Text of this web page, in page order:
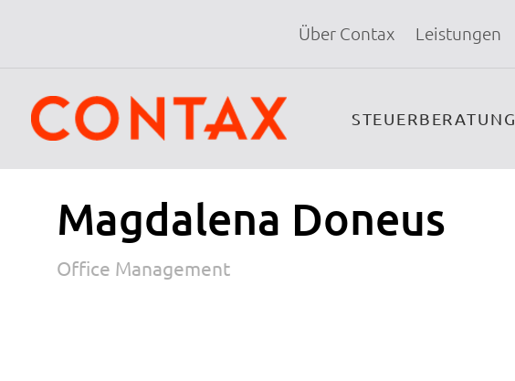
Über Contax Leistungen
STEUERBERATUNG
Magdalena Doneus
Office Management